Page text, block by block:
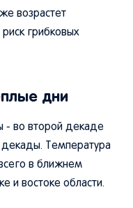
возрастет
грибковых
дни
- во второй декаде
Температура
в ближнем
и востоке области.